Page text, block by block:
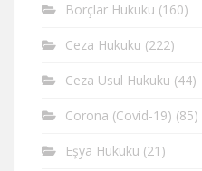
Borçlar Hukuku (160)
Ceza Hukuku (222)
Ceza Usul Hukuku (44)
Corona (Covid-19) (85)
Eşya Hukuku (21)